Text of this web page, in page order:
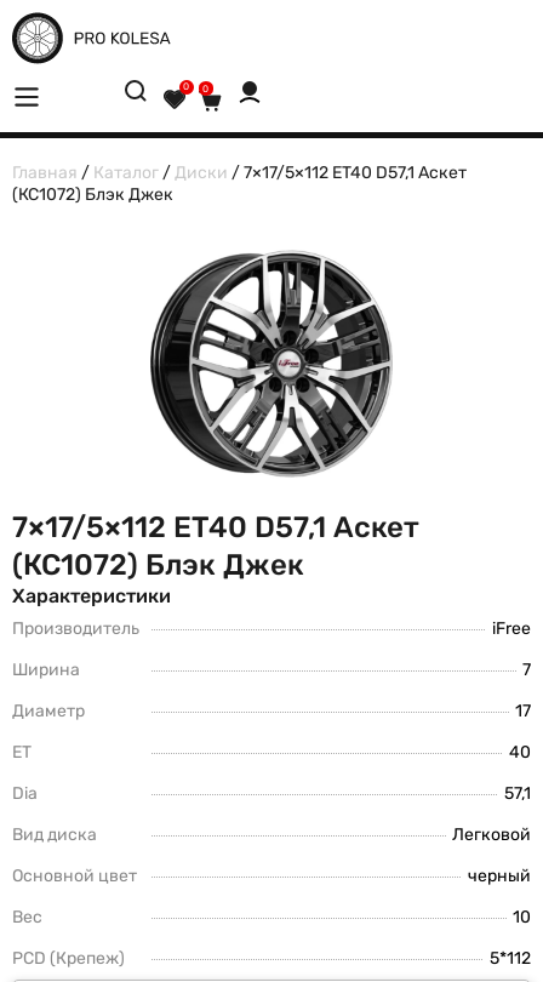
0 0
Главная / Каталог /Диски / 7×17/5×112 ET40 D57,1 Аскет
(КС1072) Блэк Джек
7×17/5×112 ET40 D57,1 Аскет
(КС1072) Блэк Джек
Характеристики
Производитель
iFree
Ширина
7
Диаметр
17
ET
40
Dia
57,1
Вид диска
Легковой
Основной цвет
черный
Вес
10
PCD (Крепеж)
5*112